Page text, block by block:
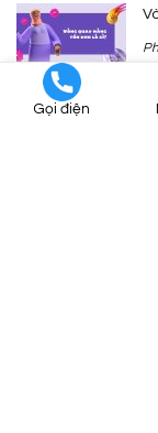
Gọi điện